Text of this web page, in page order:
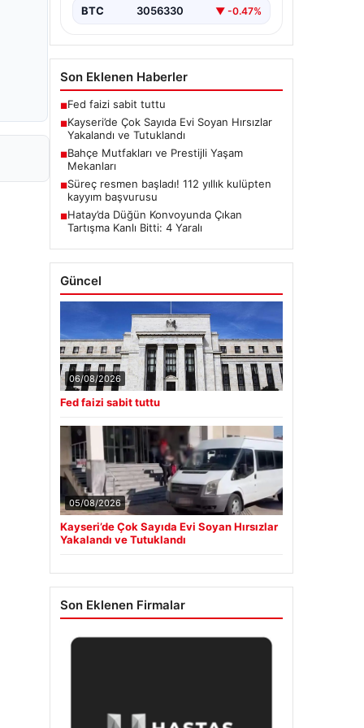
BTC 3056330 ▼ -0.47%
Son Eklenen Haberler
■Fed faizi sabit tuttu
■Kayseri’de Çok Sayıda Evi Soyan Hırsızlar
Yakalandı ve Tutuklandı
■Bahçe Mutfakları ve Prestijli Yaşam
Mekanları
■Süreç resmen başladı! 112 yıllık kulüpten
kayyım başvurusu
■Hatay’da Düğün Konvoyunda Çıkan
Tartışma Kanlı Bitti: 4 Yaralı
Güncel
06/08/2026
Fed faizi sabit tuttu
05/08/2026
Kayseri’de Çok Sayıda Evi Soyan Hırsızlar
Yakalandı ve Tutuklandı
Son Eklenen Firmalar